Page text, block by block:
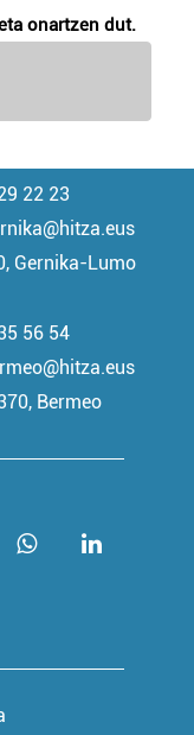
onartzen dut.
22 23
Gernika-Lumo
56 54
Bermeo